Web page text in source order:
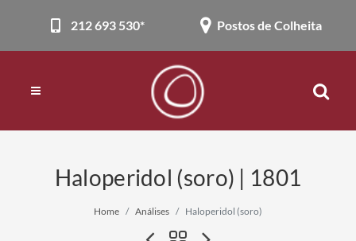
212 693 530* Postos de Colheita
Haloperidol (soro) | 1801
Home Análises Haloperidol (soro)